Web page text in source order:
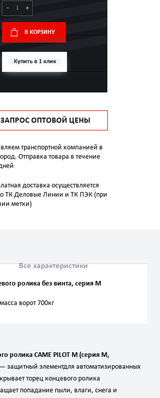
- +
В КОРЗИНУ
Купить в 1 клик
ЗАПРОС ОПТОВОЙ ЦЕНЫ
транспортной компанией в
Отправка товара в течение
доставка осуществляется
ТК Деловые Линии и ТК ПЭК (при
метки)
Все характеристики
ролика без винта, серия M
ворот 700кг
ролика CAME PILOT M (серия M,
— защитный элементдля автоматизированных
торец концевого ролика
попадание пыли, влаги, снега и